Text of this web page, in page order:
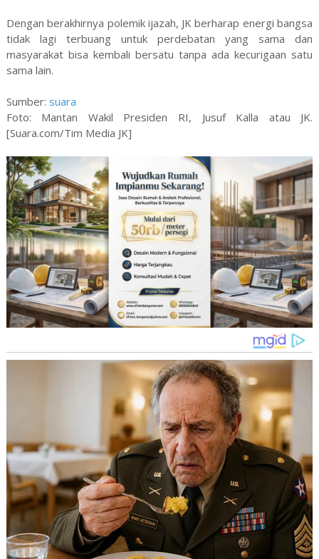
Dengan berakhirnya polemik ijazah, JK berharap energi bangsa
tidak lagi terbuang untuk perdebatan yang sama dan
masyarakat bisa kembali bersatu tanpa ada kecurigaan satu
sama lain.
Sumber: suara
Foto: Mantan Wakil Presiden RI, Jusuf Kalla atau JK.
[Suara.com/Tim Media JK]